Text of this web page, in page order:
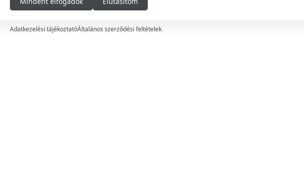
Baba-mama
Adatkezelési tájékoztatóÁltalános szerződési feltételek